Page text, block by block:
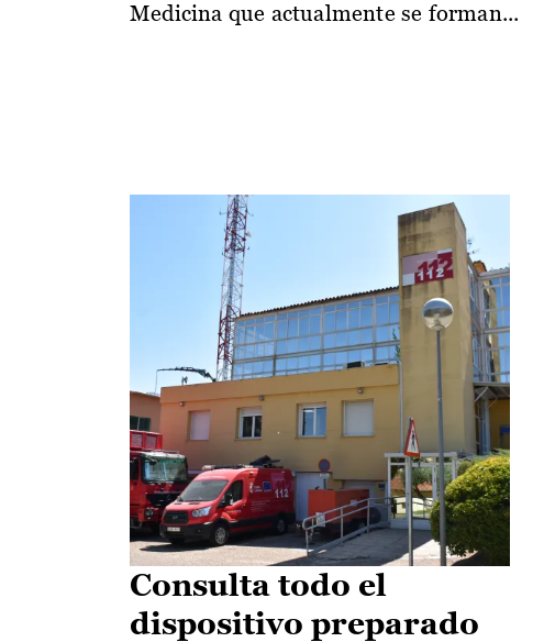
Medicina que actualmente se forman...
Consulta todo el
dispositivo preparado